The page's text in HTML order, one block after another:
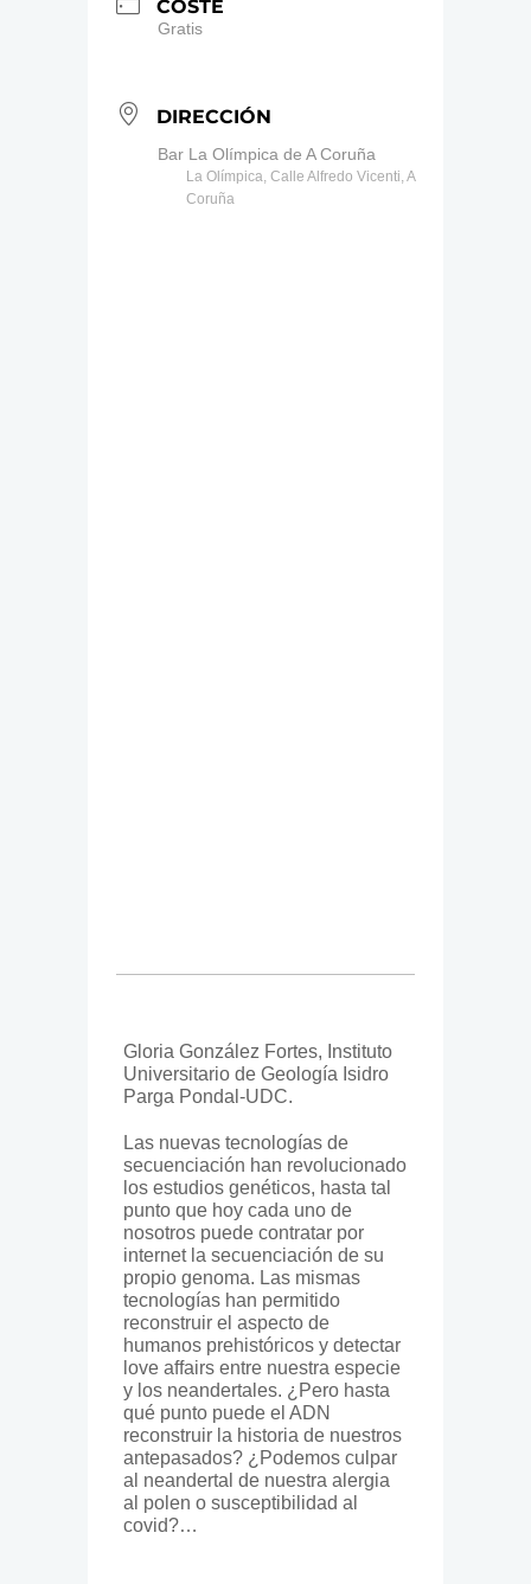
COSTE
Gratis
DIRECCIÓN
Bar La Olímpica de A Coruña
La Olímpica, Calle Alfredo Vicenti, A
Coruña
Gloria González Fortes, Instituto
Universitario de Geología Isidro
Parga Pondal-UDC.
Las nuevas tecnologías de
secuenciación han revolucionado
los estudios genéticos, hasta tal
punto que hoy cada uno de
nosotros puede contratar por
internet la secuenciación de su
propio genoma. Las mismas
tecnologías han permitido
reconstruir el aspecto de
humanos prehistóricos y detectar
love affairs entre nuestra especie
y los neandertales. ¿Pero hasta
qué punto puede el ADN
reconstruir la historia de nuestros
antepasados? ¿Podemos culpar
al neandertal de nuestra alergia
al polen o susceptibilidad al
covid?…